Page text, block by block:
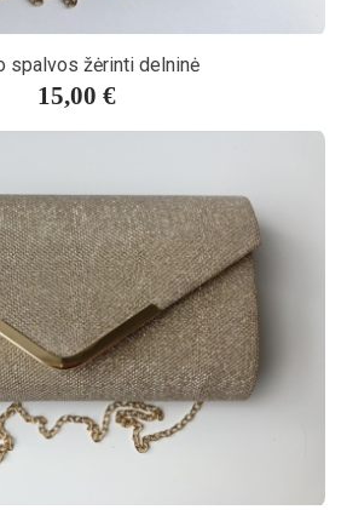
spalvos žėrinti delninė
15,00 €